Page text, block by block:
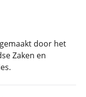
door het
Zaken en